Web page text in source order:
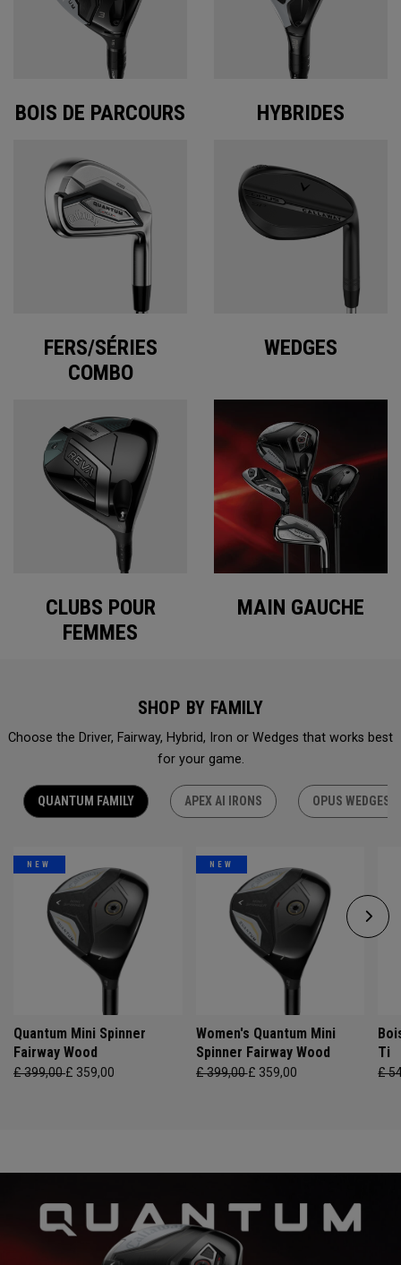
BOIS DE PARCOURS HYBRIDES
FERS/SÉRIES
COMBO
WEDGES
CLUBS POUR
FEMMES
MAIN GAUCHE
SHOP BY FAMILY
Choose the Driver, Fairway, Hybrid, Iron or Wedges that works best
for your game.
QUANTUM FAMILY APEX AI IRONS OPUS WEDGES
NEW
Quantum Mini Spinner
Fairway Wood
£ 399,00£ 359,00
NEW
Women's Quantum Mini
Spinner Fairway Wood
£ 399,00£ 359,00
Ti
£